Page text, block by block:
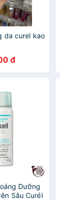
da curel kao
đ
Dưỡng
Sâu Curél